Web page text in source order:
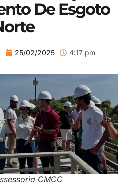
De Esgoto
25/02/2025 4:17 pm
CMCC